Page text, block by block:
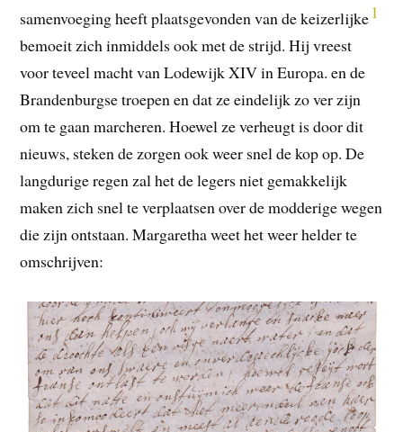
samenvoeging heeft plaatsgevonden van de keizerlijke1
bemoeit zich inmiddels ook met de strijd. Hij vreest
voor teveel macht van Lodewijk XIV in Europa. en de
Brandenburgse troepen en dat ze eindelijk zo ver zijn
om te gaan marcheren. Hoewel ze verheugt is door dit
nieuws, steken de zorgen ook weer snel de kop op. De
langdurige regen zal het de legers niet gemakkelijk
maken zich snel te verplaatsen over de modderige wegen
die zijn ontstaan. Margaretha weet het weer helder te
omschrijven: